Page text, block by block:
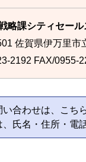
略課シティセール
佐賀県伊万里市
2192 FAX/0955-
い合わせは、こち
氏名・住所・電